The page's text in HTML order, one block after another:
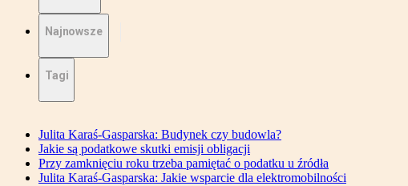
Najnowsze
Tagi
Julita Karaś-Gasparska: Budynek czy budowla?
Jakie są podatkowe skutki emisji obligacji
Przy zamknięciu roku trzeba pamiętać o podatku u źródła
Julita Karaś-Gasparska: Jakie wsparcie dla elektromobilności